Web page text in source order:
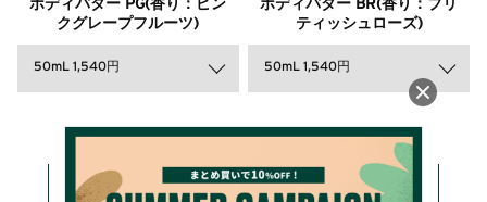
ボディバター PG(香り：ピン
クグレープフルーツ)
50mL 1,540円
カートに入れる
ボディバター BR(香り：ブリ
ティッシュローズ)
50mL 1,540円
カートに入れる